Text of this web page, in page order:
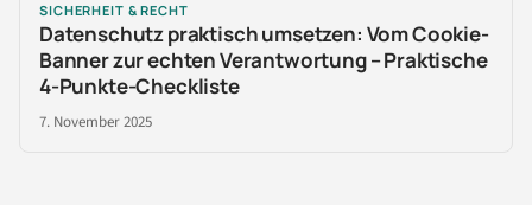
SICHERHEIT & RECHT
Datenschutz praktisch umsetzen: Vom Cookie-
Banner zur echten Verantwortung – Praktische
4-Punkte-Checkliste
7. November 2025